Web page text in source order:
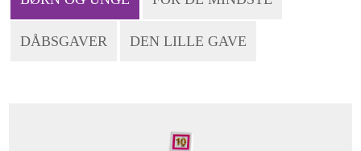
DÅBSGAVER DEN LILLE GAVE